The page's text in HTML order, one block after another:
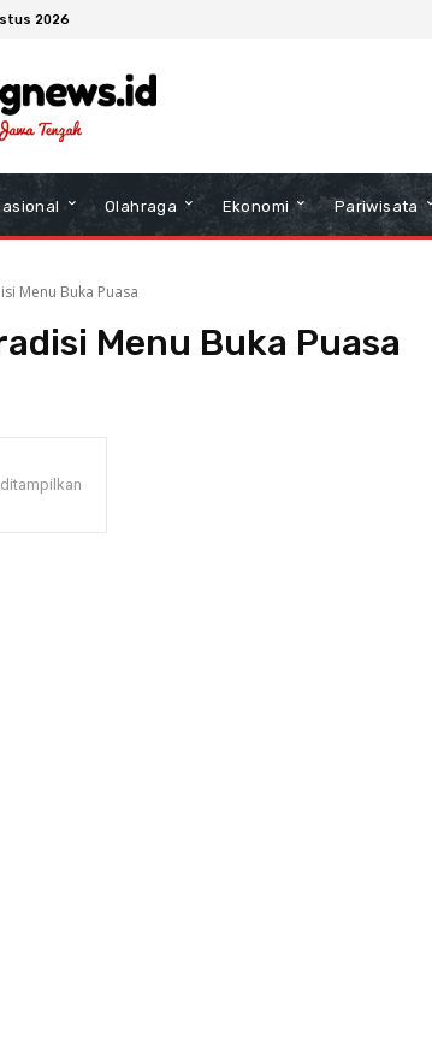
2026
Olahraga Ekonomi Pariwisata
Menu Buka Puasa
Menu Buka Puasa